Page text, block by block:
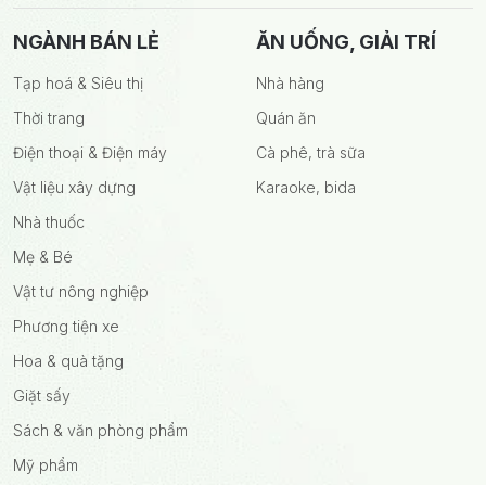
NGÀNH BÁN LẺ
Tạp hoá & Siêu thị
Thời trang
Điện thoại & Điện máy
Vật liệu xây dựng
Nhà thuốc
Mẹ & Bé
Vật tư nông nghiệp
Phương tiện xe
Hoa & quà tặng
Giặt sấy
Sách & văn phòng phẩm
Mỹ phẩm
ĂN UỐNG, GIẢI TRÍ
Nhà hàng
Quán ăn
Cà phê, trà sữa
Karaoke, bida